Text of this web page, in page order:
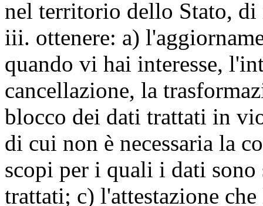
nel territorio dello Stato,
iii. ottenere: a)
quando vi hai interesse,
cancellazione, la
blocco dei dati trattati in
di cui non è necessaria la
scopi per i quali i dati sono
trattati; c) l'attestazione